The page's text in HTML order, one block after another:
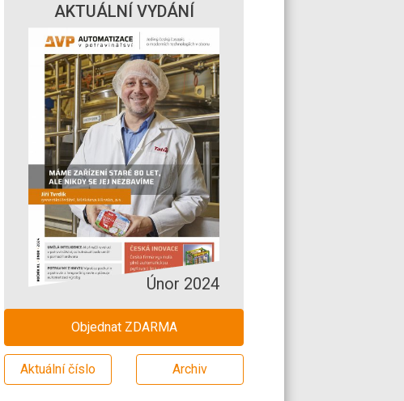
AKTUÁLNÍ VYDÁNÍ
Únor 2024
Objednat ZDARMA
Aktuální číslo Archiv